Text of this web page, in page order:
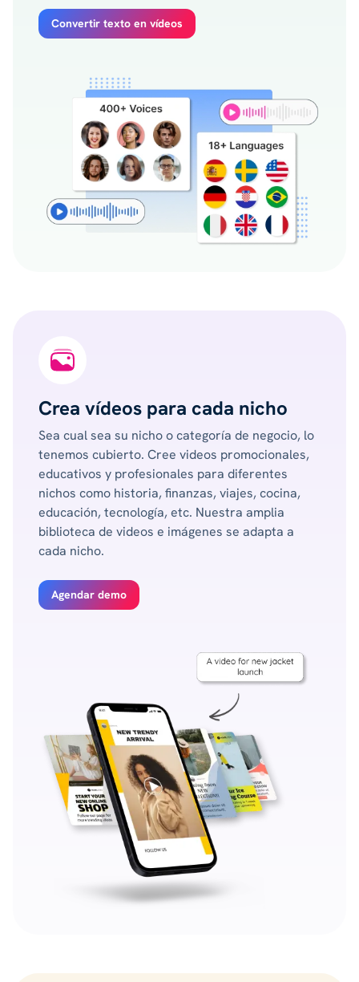
Convertir texto en vídeos
Crea vídeos para cada nicho
Sea cual sea su nicho o categoría de negocio, lo
tenemos cubierto. Cree videos promocionales,
educativos y profesionales para diferentes
nichos como historia, finanzas, viajes, cocina,
educación, tecnología, etc. Nuestra amplia
biblioteca de videos e imágenes se adapta a
cada nicho.
Agendar demo